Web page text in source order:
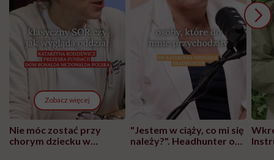
Zobacz więcej
Nie móc zostać przy
chorym dziecku w
"Jestem w ciąży, co mi się
należy?". Headhunter o